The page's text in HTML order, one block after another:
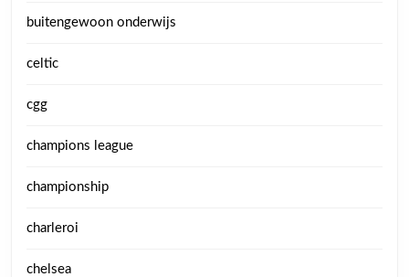
buitengewoon onderwijs
celtic
cgg
champions league
championship
charleroi
chelsea